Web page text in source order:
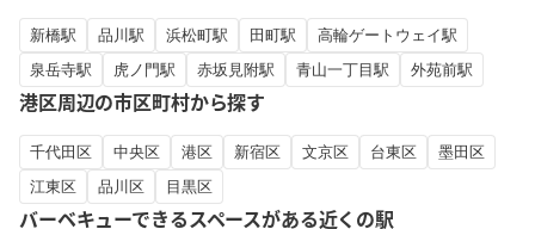
新橋駅 品川駅 浜松町駅 田町駅
高輪ゲートウェイ駅
泉岳寺駅
虎ノ門駅 赤坂見附駅 青山一丁目駅 外苑前駅
港区周辺の市区町村から探す
千代田区 中央区 港区 新宿区 文京区 台東区
墨田区
江東区
品川区 目黒区
バーベキューできるスペースがある近くの駅